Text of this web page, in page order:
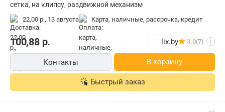
сетка, на клипсу, раздвижной механизм
22,00 р., 13 августа карта, наличные, рассрочка, кредит
100,88р. lix.by 3.0(7) i
Контакты В корзину
Быстрый заказ